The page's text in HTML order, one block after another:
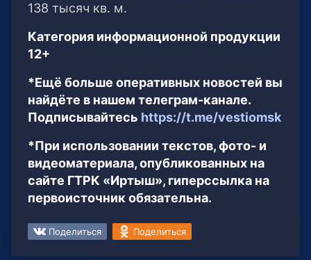
138 тысяч кв. м.
Категория информационной продукции
12+
*Ещё больше оперативных новостей вы
найдёте в нашем телеграм-канале.
Подписывайтесь https://t.me/vestiomsk
*При использовании текстов, фото- и
видеоматериала, опубликованных на
сайте ГТРК «Иртыш», гиперссылка на
первоисточник обязательна.
Поделиться Поделиться